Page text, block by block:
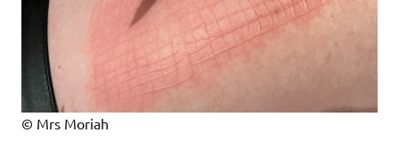
© Mrs Moriah